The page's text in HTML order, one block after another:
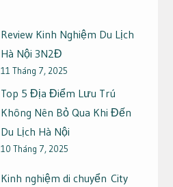
Review Kinh Nghiệm Du Lịch
Hà Nội 3N2Đ
11 Tháng 7, 2025
Top 5 Địa Điểm Lưu Trú
Không Nên Bỏ Qua Khi Đến
Du Lịch Hà Nội
10 Tháng 7, 2025
Kinh nghiệm di chuyển City